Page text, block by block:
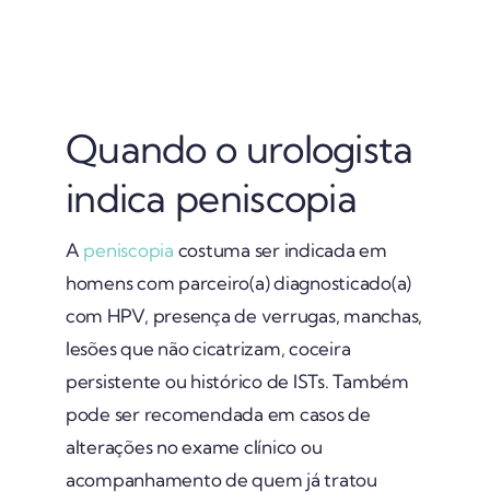
Quando o urologista
indica peniscopia
A peniscopia costuma ser indicada em
homens com parceiro(a) diagnosticado(a)
com HPV, presença de verrugas, manchas,
lesões que não cicatrizam, coceira
persistente ou histórico de ISTs. Também
pode ser recomendada em casos de
alterações no exame clínico ou
acompanhamento de quem já tratou